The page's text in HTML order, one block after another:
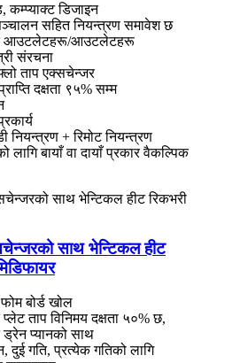
कम्प्याक्ट डिजाइन
सहित नियन्त्रण समावेश छ
आउटलेटहरू/आउटलेटहरू
संरचना
ताप एक्सचेन्जर
दक्षता ९५% सम्म
नियन्त्रण + रिमोट नियन्त्रण
लागि बायाँ वा दायाँ प्रकार वैकल्पिक
साथ भेन्टिकल हीट
बोर्ड खोल
ताप विनिमय दक्षता ५०% छ,
ड्रेन प्यानको साथ
दुई गति, प्रत्येक गतिको लागि